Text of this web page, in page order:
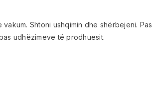
Shtoni ushqimin dhe shërbejeni. Pas
udhëzimeve të prodhuesit.